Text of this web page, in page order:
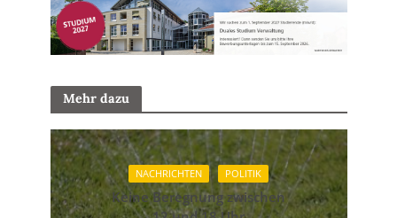
Mehr dazu
NACHRICHTEN POLITIK
Keine Beregnung zwischen